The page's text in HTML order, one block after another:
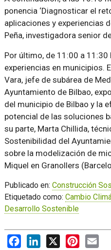
ponencia ‘Diagnosticar el
aplicaciones y experiencias
Peña, investigadora senior
Por último, de 11:00 a 11:30
experiencias en municipios.
Vara, jefe de subárea de
Ayuntamiento de Bilbao,
del municipio de Bilbao y la
potencial de las soluciones
su parte, Marta Chillida,
Sostenibilidad del
sobre la modelización de
Miquel en Granollers
Publicado en: Construcción
Etiquetado como: Cambio
Desarrollo Sostenible
FacebookLinkedIn Pinterest